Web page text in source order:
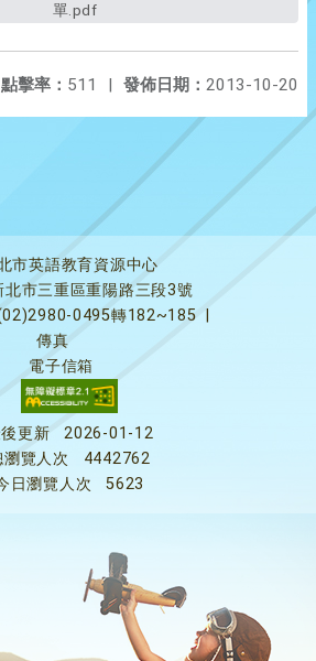
單.pdf
發佈日期： 2013-10-20
點擊率： 511 |
市英語教育資源中心
市三重區重陽路三段3號
0495轉182~185
傳真
電子信箱
更新
2026-01-12
瀏覽人次
4442762
日瀏覽人次
5623